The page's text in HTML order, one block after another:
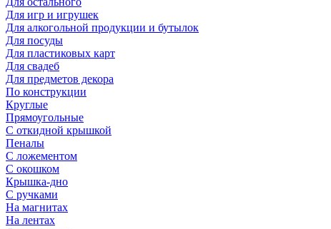
Для игр и игрушек
Для алкогольной продукции и бутылок
Для посуды
Для пластиковых карт
Для свадеб
Для предметов декора
По конструкции
Круглые
Прямоугольные
С откидной крышкой
Пеналы
С ложементом
С окошком
Крышка-дно
С ручками
На магнитах
На лентах